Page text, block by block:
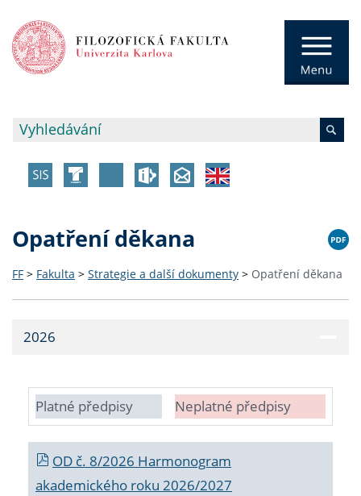
Opatření děkana
FF > Fakulta > Strategie a další dokumenty > Opatření děkana
2026
Platné předpisy Neplatné předpisy
OD č. 8/2026 Harmonogram
akademického roku 2026/2027